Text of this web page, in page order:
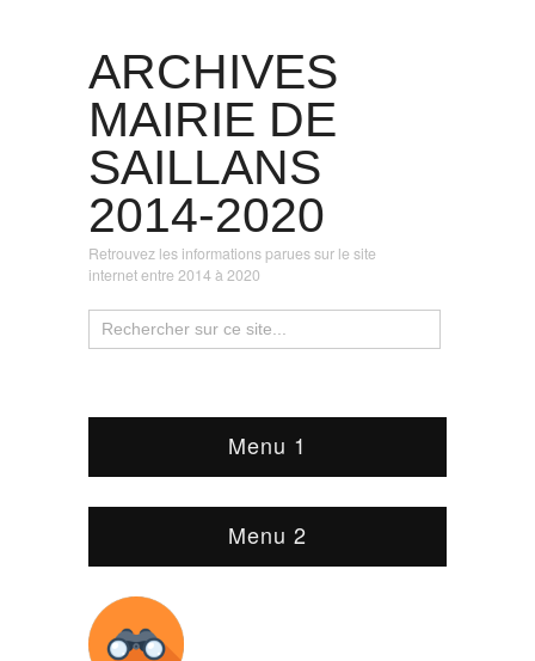
ARCHIVES
MAIRIE DE
SAILLANS
2014-2020
Retrouvez les informations parues sur le site
internet entre 2014 à 2020
Menu 1
Menu 2